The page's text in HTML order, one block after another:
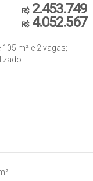
R$2.453.749
R$4.052.567
m² e 2 vagas;